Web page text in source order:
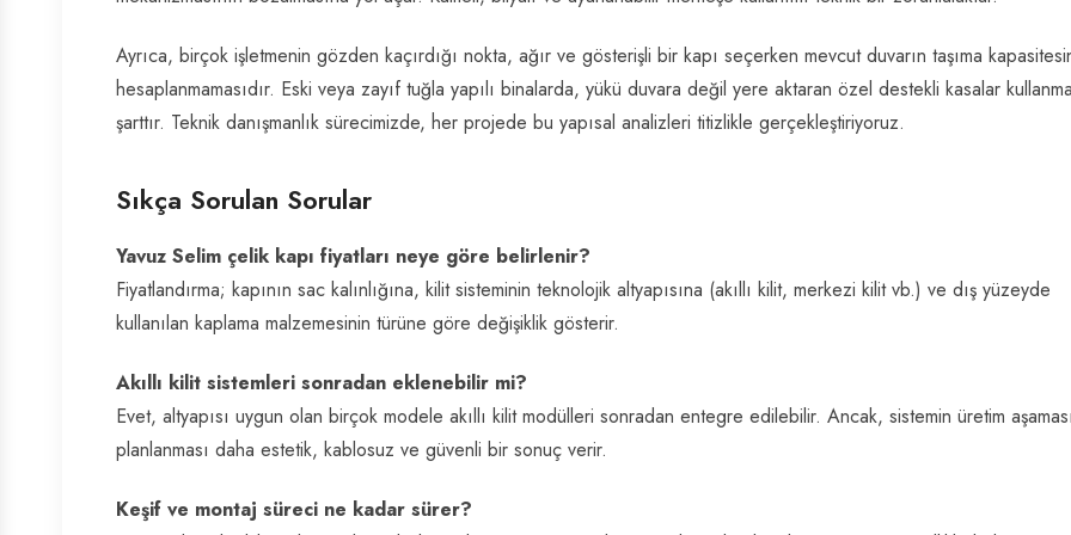
Ayrıca, birçok işletmenin gözden kaçırdığı nokta, ağır ve gösterişli bir kapı seçerken mevcut duvarın taşıma
hesaplanmamasıdır. Eski veya zayıf tuğla yapılı binalarda, yükü duvara değil yere aktaran özel destekli kasalar
şarttır. Teknik danışmanlık sürecimizde, her projede bu yapısal analizleri titizlikle gerçekleştiriyoruz.
Sıkça Sorulan Sorular
Yavuz Selim çelik kapı fiyatları neye göre belirlenir?
Fiyatlandırma; kapının sac kalınlığına, kilit sisteminin teknolojik altyapısına (akıllı kilit, merkezi kilit vb.) ve dış yüzeyde
kullanılan kaplama malzemesinin türüne göre değişiklik gösterir.
Akıllı kilit sistemleri sonradan eklenebilir mi?
Evet, altyapısı uygun olan birçok modele akıllı kilit modülleri sonradan entegre edilebilir. Ancak, sistemin üretim
planlanması daha estetik, kablosuz ve güvenli bir sonuç verir.
Keşif ve montaj süreci ne kadar sürer?